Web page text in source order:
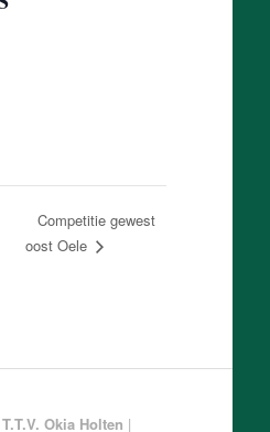
Competitie gewest
oost Oele
T.T.V. Okia Holten |